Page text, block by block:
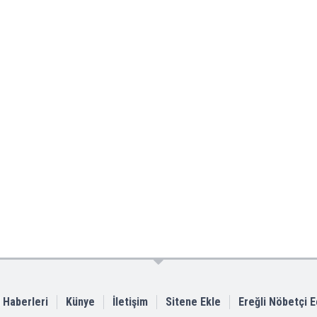
Haberleri Künye İletişim Sitene Ekle Ereğli Nöbetçi